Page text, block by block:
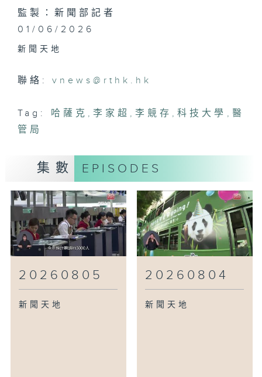
監製：新聞部記者
01/06/2026
新聞天地
聯絡:vnews@rthk.hk
Tag: 哈薩克 , 李家超 , 李競存 ,科技大學 , 醫
管局
集數 EPISODES
20260805
新聞天地
20260804
新聞天地